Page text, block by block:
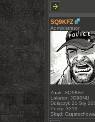
SQ9KFZ
Administrator
Znak: SQ9KFZ
Lokator: JO90NU
Dołączył: 21 Sty
Posty: 3319
Skąd: Częstochowa